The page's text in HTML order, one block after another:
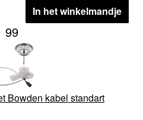
In het winkelmandje
99
Bowden kabel standart